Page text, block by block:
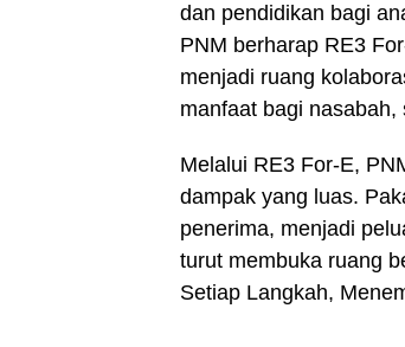
dan pendidikan bagi
PNM berharap RE3
menjadi ruang
manfaat bagi
Melalui RE3 For-E,
dampak yang luas.
penerima, menjadi
turut membuka ruang
Setiap Langkah,